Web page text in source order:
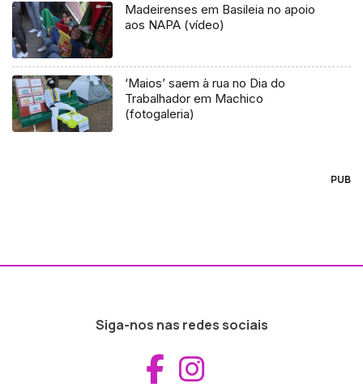
Madeirenses em Basileia no apoio
aos NAPA (vídeo)
‘Maios’ saem à rua no Dia do
Trabalhador em Machico
(fotogaleria)
PUB
Siga-nos nas redes sociais
Aceder ao